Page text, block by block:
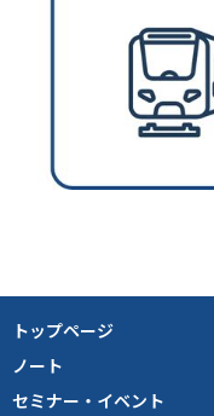
トップページ
ノート
セミナー・イベント